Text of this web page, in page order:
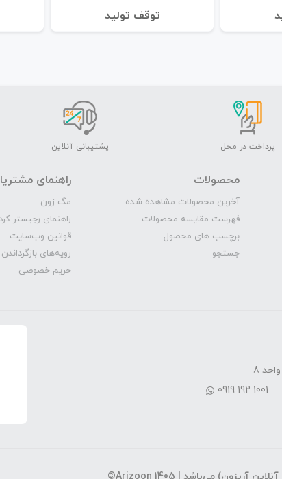
توقف تولید
پرداخت در محل پشتیبانی آنلاین
محصولات
آخرین محصولات مشاهده شده
فهرست مقایسه محصولات
برچسب های محصول
جستجو
راهنمای
مگ‌ زون
راهنمای رجیستر
قوانین وب‌سایت
رویه‌‌های بازگرداندن
حریم خصوصی
0919 192 1001